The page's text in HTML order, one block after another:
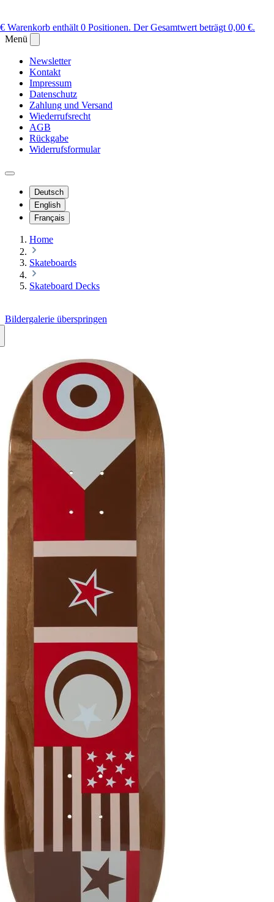
Warenkorb enthält 0 Positionen. Der Gesamtwert beträgt 0,00 €.
Menü
Newsletter
Kontakt
Impressum
Datenschutz
Zahlung und Versand
Wiederrufsrecht
AGB
Rückgabe
Widerrufsformular
Deutsch
English
Français
Home
Skateboards
Skateboard Decks
Bildergalerie überspringen